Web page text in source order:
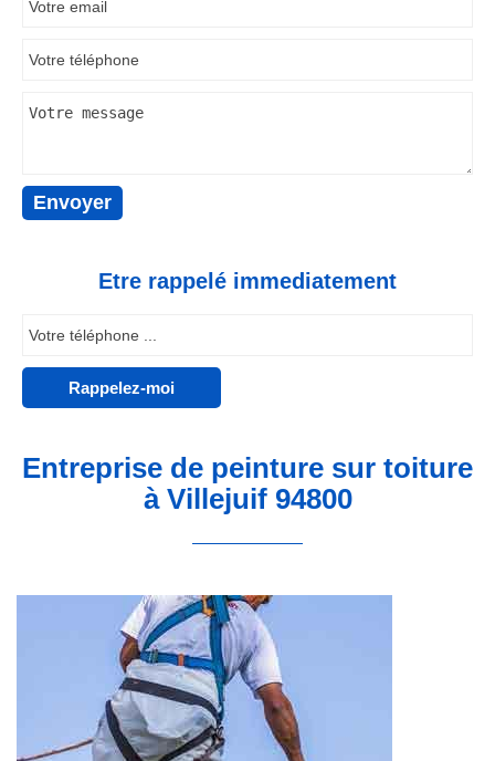
Etre rappelé immediatement
Entreprise de peinture sur toiture
à Villejuif 94800